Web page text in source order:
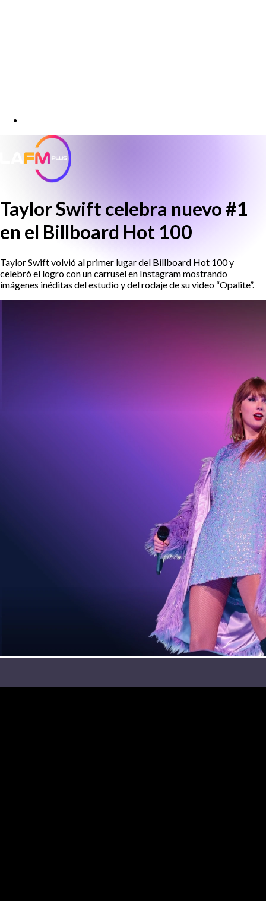
Taylor Swift celebra nuevo #1
en el Billboard Hot 100
Taylor Swift volvió al primer lugar del Billboard Hot 100 y
celebró el logro con un carrusel en Instagram mostrando
imágenes inéditas del estudio y del rodaje de su video “Opalite”.